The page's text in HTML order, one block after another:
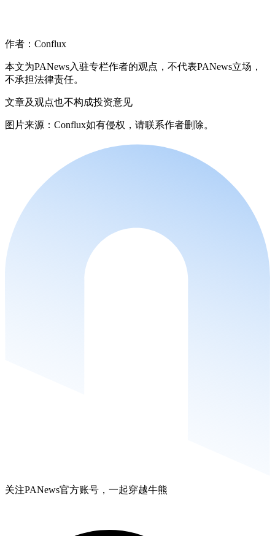
作者：Conflux
本文为PANews入驻专栏作者的观点，不代表PANews立场，
不承担法律责任。
文章及观点也不构成投资意见
图片来源：Conflux如有侵权，请联系作者删除。
关注PANews官方账号，一起穿越牛熊